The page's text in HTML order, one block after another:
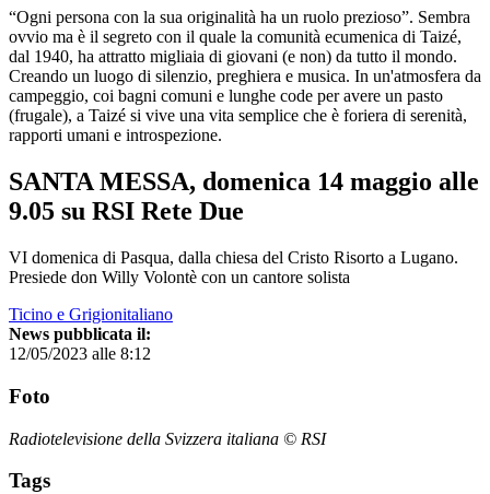
“Ogni persona con la sua originalità ha un ruolo prezioso”. Sembra
ovvio ma è il segreto con il quale la comunità ecumenica di Taizé,
dal 1940, ha attratto migliaia di giovani (e non) da tutto il mondo.
Creando un luogo di silenzio, preghiera e musica. In un'atmosfera da
campeggio, coi bagni comuni e lunghe code per avere un pasto
(frugale), a Taizé si vive una vita semplice che è foriera di serenità,
rapporti umani e introspezione.
SANTA MESSA, domenica 14 maggio alle
9.05 su RSI Rete Due
VI domenica di Pasqua, dalla chiesa del Cristo Risorto a Lugano.
Presiede don Willy Volontè con un cantore solista
Ticino e Grigionitaliano
News pubblicata il:
12/05/2023 alle 8:12
Foto
Radiotelevisione della Svizzera italiana © RSI
Tags